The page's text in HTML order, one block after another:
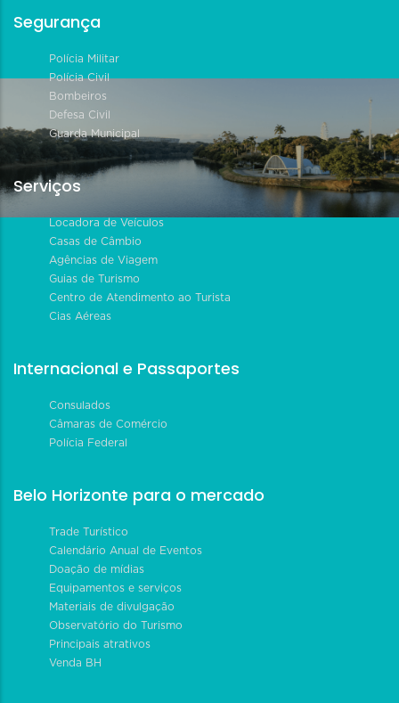
Segurança
Polícia Militar
Polícia Civil
Bombeiros
Defesa Civil
Guarda Municipal
Serviços
Locadora de Veículos
Casas de Câmbio
Agências de Viagem
Guias de Turismo
Centro de Atendimento ao Turista
Cias Aéreas
Internacional e Passaportes
Consulados
Câmaras de Comércio
Polícia Federal
Belo Horizonte para o mercado
Trade Turístico
Calendário Anual de Eventos
Doação de mídias
Equipamentos e serviços
Materiais de divulgação
Observatório do Turismo
Principais atrativos
Venda BH